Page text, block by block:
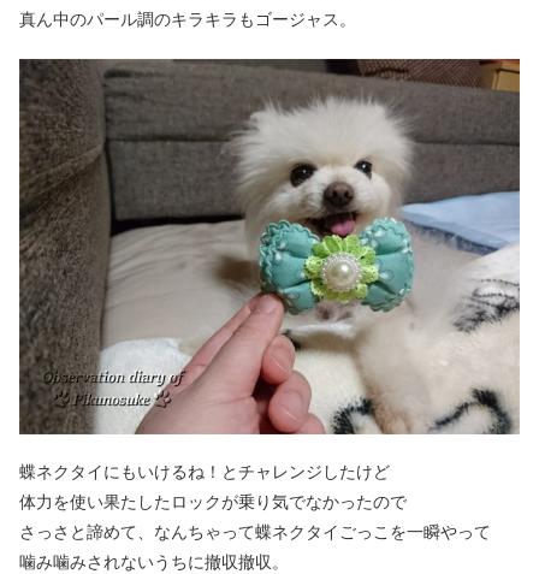
真ん中のパール調のキラキラもゴージャス。
蝶ネクタイにもいけるね！とチャレンジしたけど
体力を使い果たしたロックが乗り気でなかったので
さっさと諦めて、なんちゃって蝶ネクタイごっこを一瞬やって
噛み噛みされないうちに撤収撤収。